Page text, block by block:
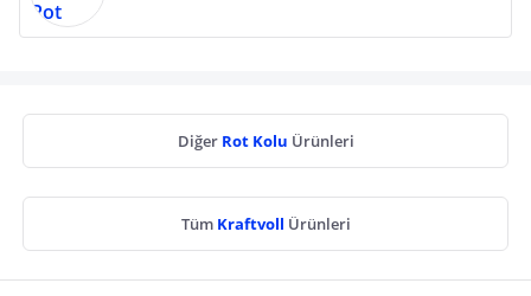
Diğer Rot Kolu Ürünleri
Tüm Kraftvoll Ürünleri